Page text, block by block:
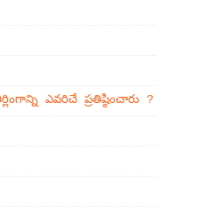
ఎవరిచే ప్రతిష్ఠించారు ?